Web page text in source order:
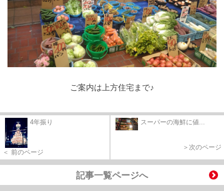
ご案内は上方住宅まで♪
4年振り
＜ 前のページ
スーパーの海鮮に値...
＞次のページ
記事一覧ページへ